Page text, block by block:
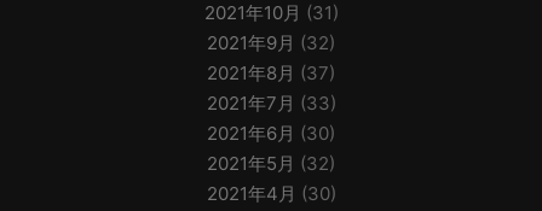
2021年10月 (31)
2021年9月 (32)
2021年8月 (37)
2021年7月 (33)
2021年6月 (30)
2021年5月 (32)
2021年4月 (30)